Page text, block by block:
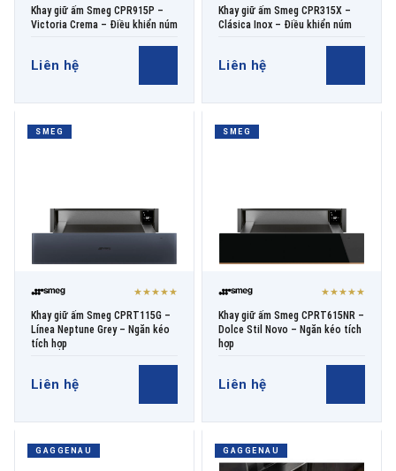
Khay giữ ấm Smeg CPR915P –
Victoria Crema – Điều khiển núm
Liên hệ
Khay giữ ấm Smeg CPR315X –
Clásica Inox – Điều khiển núm
Liên hệ
SMEG
★★★★★
Khay giữ ấm Smeg CPRT115G –
Línea Neptune Grey – Ngăn kéo
tích hợp
Liên hệ
SMEG
★★★★★
Khay giữ ấm Smeg CPRT615NR –
Dolce Stil Novo – Ngăn kéo tích
hợp
Liên hệ
GAGGENAU GAGGENAU